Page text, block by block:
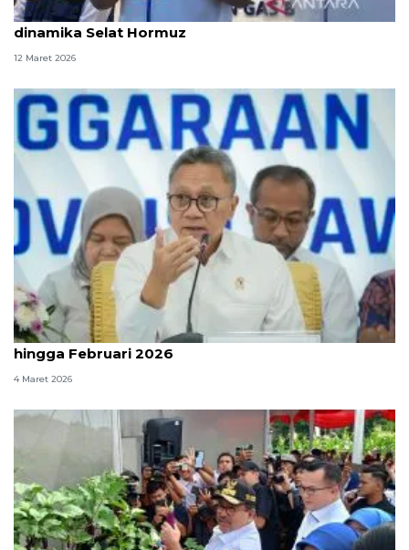
Pertamina cari sumber impor alternatif di tengah
dinamika Selat Hormuz
12 Maret 2026
Pemerintah sebut penerima MBG capai 61,2 juta
hingga Februari 2026
4 Maret 2026